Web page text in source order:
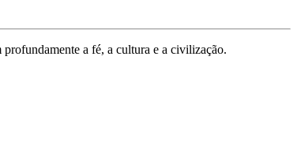
a fé, a cultura e a civilização.